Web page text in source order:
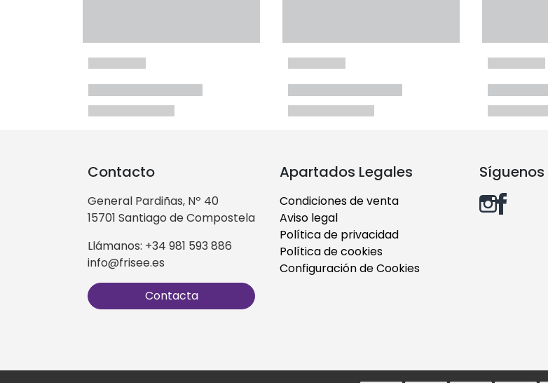
Contacto
General Pardiñas, Nº 40
15701 Santiago de Compostela
Llámanos: +34 981 593 886
info@frisee.es
Contacta
Apartados Legales
Condiciones de venta
Aviso legal
Política de privacidad
Política de cookies
Configuración de Cookies
Síguenos